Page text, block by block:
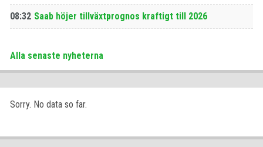
08:32 Saab höjer tillväxtprognos kraftigt till 2026
Alla senaste nyheterna
Sorry. No data so far.